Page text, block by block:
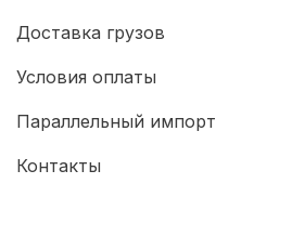
Доставка грузов
Условия оплаты
Параллельный импорт
Контакты